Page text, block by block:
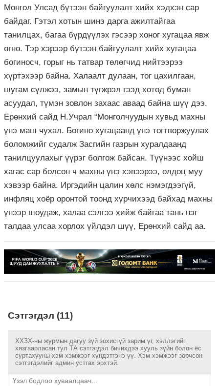
Монгол Улсад бүтээн байгуулалт хийх хэдхэн сар
байдаг. Гэтэл хотын шинэ дарга ажилтайгаа
танилцах, багаа бүрдүүлэх гэсээр хоног хугацаа явж
өгнө. Тэр хэрээр бүтээн байгуулалт хийх хугацаа
богиносч, горыг нь татвар төлөгчид нийтээрээ
хүртэхээр байна. Халаалт дулаан, тог цахилгаан,
шугам сүлжээ, замын түгжрэл гээд хотод буман
асуудал, түмэн зовлон захаас аваад байна шүү дээ.
Ерөнхий сайд Н.Учрал “Монголчуудын хувьд махны
үнэ маш чухал. Богино хугацаанд үнэ тогтворжуулах
боломжийг судалж Засгийн газрын хуралдаанд
танилцуулахыг үүрэг болгож байсан. Түүнээс хойш
хагас сар болсон ч махны үнэ хэвээрээ, олдоц муу
хэвээр байна. Иргэдийн цалин хөлс нэмэгдээгүй,
инфляц хоёр оронтой тоонд хүрчихээд байхад махны
үнээр шоудаж, халаа сэлгээ хийж байгаа тань нэг
талдаа улсаа хорлох үйлдэл шүү, Ерөнхий сайд аа.
Сэтгэгдэл (11)
ХХЗХ-ны журмын дагуу зүй зохисгүй зарим үг, хэллэгийг
хязгаарласан тул ТА сэтгэгдэл бичихдээ хууль зүйн болон ёс
суртахууны хэм хэмжээг хүндэтгэнэ үү. Хэм хэмжээг зөрчсөн
сэтгэгдэлийг админ устгах эрхтэй.